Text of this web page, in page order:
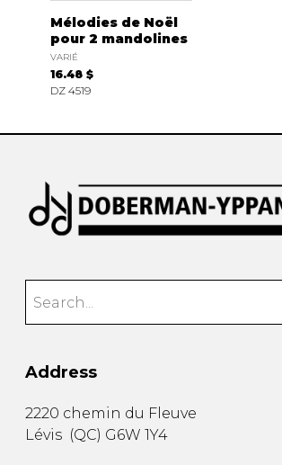
Mélodies de Noël
pour 2 mandolines
VARIÉ
16.48 $
DZ 4519
Address
2220 chemin du Fleuve
Lévis (QC) G6W 1Y4